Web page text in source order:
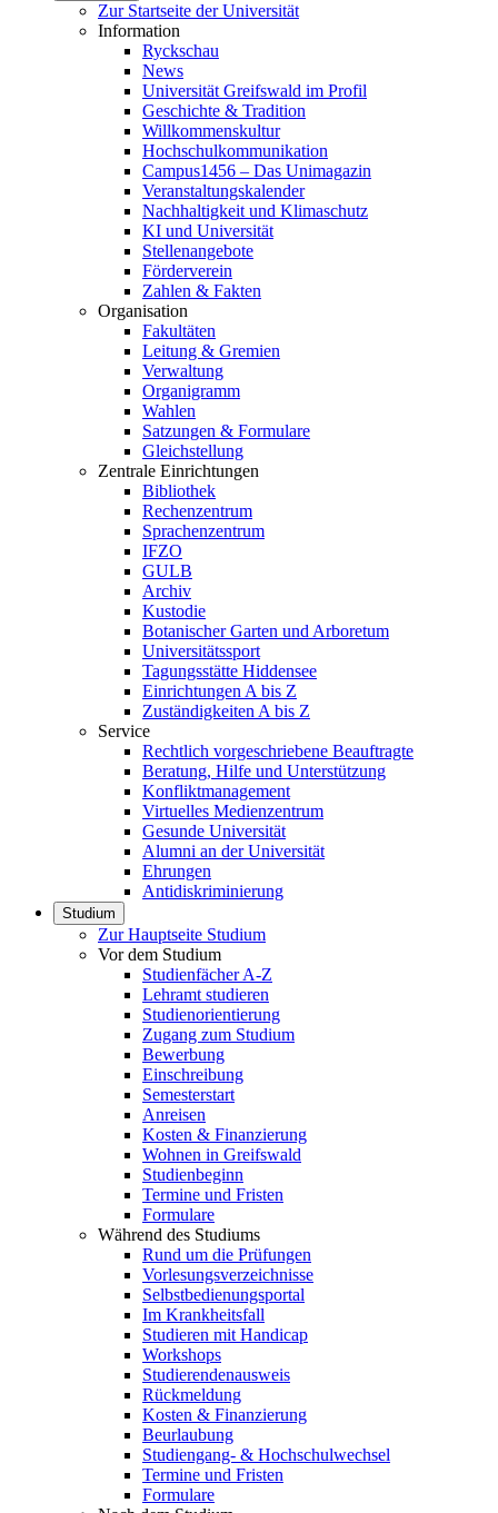
Zur Startseite der Universität
Information
Ryckschau
News
Universität Greifswald im Profil
Geschichte & Tradition
Willkommenskultur
Hochschulkommunikation
Campus1456 – Das Unimagazin
Veranstaltungskalender
Nachhaltigkeit und Klimaschutz
KI und Universität
Stellenangebote
Förderverein
Zahlen & Fakten
Organisation
Fakultäten
Leitung & Gremien
Verwaltung
Organigramm
Wahlen
Satzungen & Formulare
Gleichstellung
Zentrale Einrichtungen
Bibliothek
Rechenzentrum
Sprachenzentrum
IFZO
GULB
Archiv
Kustodie
Botanischer Garten und Arboretum
Universitätssport
Tagungsstätte Hiddensee
Einrichtungen A bis Z
Zuständigkeiten A bis Z
Service
Rechtlich vorgeschriebene Beauftragte
Beratung, Hilfe und Unterstützung
Konfliktmanagement
Virtuelles Medienzentrum
Gesunde Universität
Alumni an der Universität
Ehrungen
Antidiskriminierung
Studium
Zur Hauptseite Studium
Vor dem Studium
Studienfächer A-Z
Lehramt studieren
Studienorientierung
Zugang zum Studium
Bewerbung
Einschreibung
Semesterstart
Anreisen
Kosten & Finanzierung
Wohnen in Greifswald
Studienbeginn
Termine und Fristen
Formulare
Während des Studiums
Rund um die Prüfungen
Vorlesungsverzeichnisse
Selbstbedienungsportal
Im Krankheitsfall
Studieren mit Handicap
Workshops
Studierendenausweis
Rückmeldung
Kosten & Finanzierung
Beurlaubung
Studiengang- & Hochschulwechsel
Termine und Fristen
Formulare